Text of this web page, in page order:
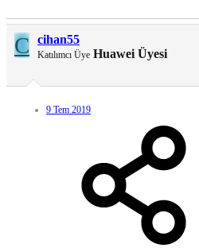
C cihan55
Katılımcı Üye Huawei Üyesi
9 Tem 2019